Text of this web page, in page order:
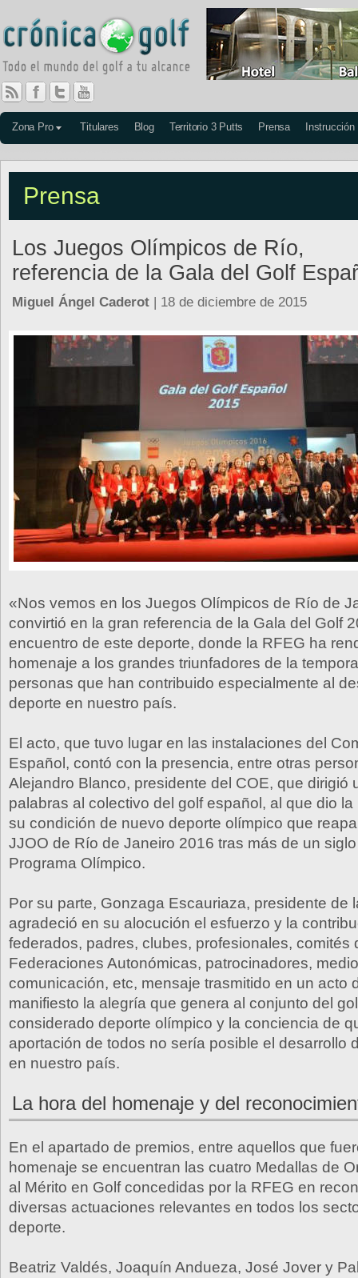
Zona Pro Titulares Blog Territorio 3 Putts Prensa Instrucción
Prensa
Los Juegos Olímpicos de Río,
referencia de la Gala del Golf
Miguel Ángel Caderot | 18 de diciembre de 2015
«Nos vemos en los Juegos Olímpicos de Río de
convirtió en la gran referencia de la Gala del Golf
encuentro de este deporte, donde la RFEG ha
homenaje a los grandes triunfadores de la
personas que han contribuido especialmente al
deporte en nuestro país.
El acto, que tuvo lugar en las instalaciones del
Español, contó con la presencia, entre otras
Alejandro Blanco, presidente del COE, que dirigió
palabras al colectivo del golf español, al que dio
su condición de nuevo deporte olímpico que
JJOO de Río de Janeiro 2016 tras más de un
Programa Olímpico.
Por su parte, Gonzaga Escauriaza, presidente de
agradeció en su alocución el esfuerzo y la
federados, padres, clubes, profesionales, comités
Federaciones Autonómicas, patrocinadores,
comunicación, etc, mensaje trasmitido en un acto
manifiesto la alegría que genera al conjunto del
considerado deporte olímpico y la conciencia de
aportación de todos no sería posible el desarrollo
en nuestro país.
La hora del homenaje y del
En el apartado de premios, entre aquellos que
homenaje se encuentran las cuatro Medallas de
al Mérito en Golf concedidas por la RFEG en
diversas actuaciones relevantes en todos los
deporte.
Beatriz Valdés, Joaquín Andueza, José Jover y